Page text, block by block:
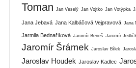
Toman
Jan Veselý Jan Vojtko Jan Votýpka
Jana Jebavá Jana Kalbáčová Vejpravová Jana
Jarmila Bednaříková Jaromír Beneš Jaromír
Jaromír Šrámek Jaroslav Bílek
Jaroslav Houdek Jaroslav Kadlec